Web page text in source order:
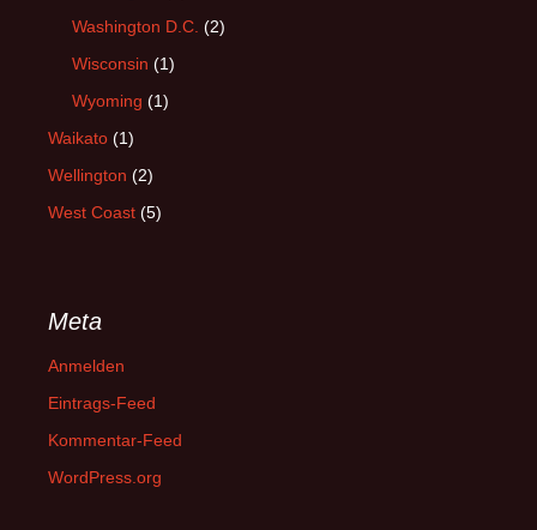
Washington D.C. (2)
Wisconsin (1)
Wyoming (1)
Waikato (1)
Wellington (2)
West Coast (5)
Meta
Anmelden
Eintrags-Feed
Kommentar-Feed
WordPress.org